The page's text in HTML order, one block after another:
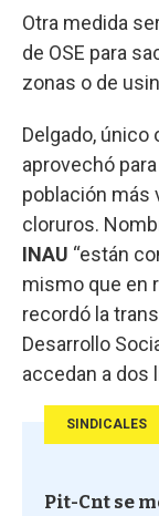
Otra medida
de OSE para
zonas o de
Delgado, único
aprovechó
población más
cloruros.
INAU “están
mismo que en
recordó la
Desarrollo
accedan a dos
SINDICALES
Pit-Cnt se